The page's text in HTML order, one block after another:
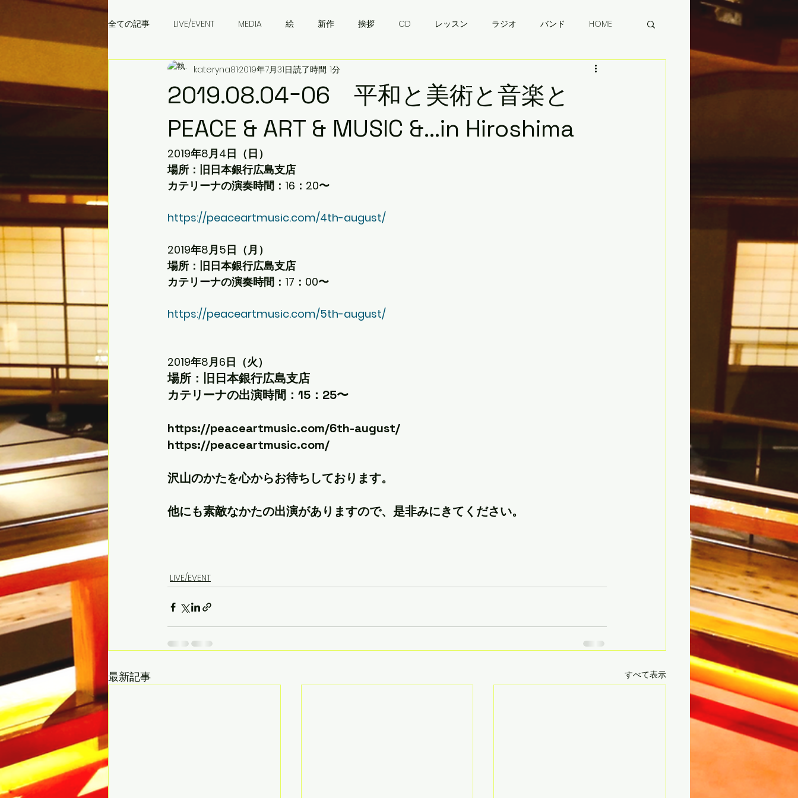
全ての記事 LIVE/EVENT MEDIA 絵 新作 挨拶 CD レッスン ラジオ バンド HOME
成田音楽学校 ウクライナ料理・ウクライナワイン会
2019.08.04ｰ06 平和と美術と音楽と
PEACE & ART & MUSIC &…in Hiroshima
kateryna812019年7月31日読了時間: 1分
2019年8月4日（日）
場所：旧日本銀行広島支店
カテリーナの演奏時間：16：20〜
https://peaceartmusic.com/4th-august/
2019年8月5日（月）
場所：旧日本銀行広島支店
カテリーナの演奏時間：17：00〜
https://peaceartmusic.com/5th-august/
2019年8月6日（火）
場所：旧日本銀行広島支店
カテリーナの出演時間：15：25〜
https://peaceartmusic.com/6th-august/
https://peaceartmusic.com/
沢山のかたを心からお待ちしております。
他にも素敵なかたの出演がありますので、是非みにきてください。
LIVE/EVENT
最新記事 すべて表示